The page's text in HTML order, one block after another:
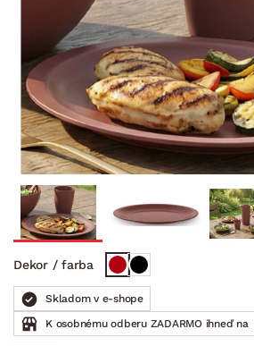
Dekor / farba
Skladom v e-shope
K osobnému odberu ZADARMO ihneď na